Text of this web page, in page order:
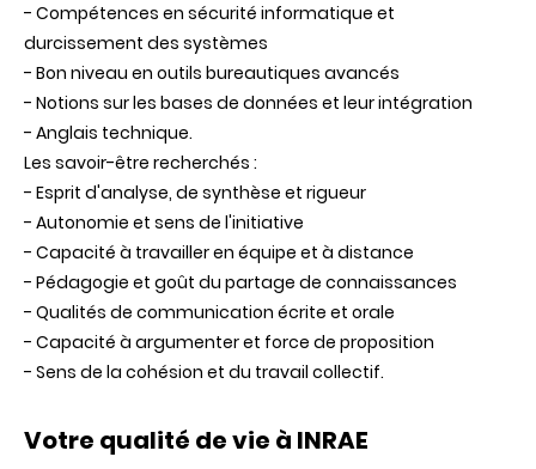
- Compétences en sécurité informatique et
durcissement des systèmes
- Bon niveau en outils bureautiques avancés
- Notions sur les bases de données et leur intégration
- Anglais technique.
Les savoir-être recherchés :
- Esprit d'analyse, de synthèse et rigueur
- Autonomie et sens de l'initiative
- Capacité à travailler en équipe et à distance
- Pédagogie et goût du partage de connaissances
- Qualités de communication écrite et orale
- Capacité à argumenter et force de proposition
- Sens de la cohésion et du travail collectif.
Votre qualité de vie à INRAE